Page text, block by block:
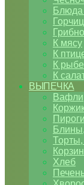
Блюда
К мясу
К
К рыбе
К
ВЫПЕЧКА
Вафли
Хлеб